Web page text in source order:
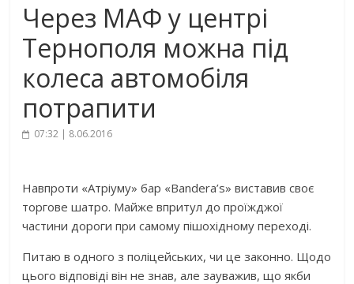
Через МАФ у центрі
Тернополя можна під
колеса автомобіля
потрапити
07:32 | 8.06.2016
Навпроти «Атріуму» бар «Bandera’s» виставив своє
торгове шатро. Майже впритул до проїжджої
частини дороги при самому пішохідному переході.
Питаю в одного з поліцейських, чи це законно. Щодо
цього відповіді він не знав, але зауважив, що якби